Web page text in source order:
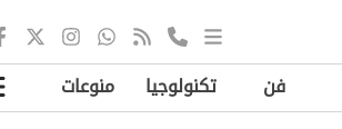
فن تكنولوجيا منوعات